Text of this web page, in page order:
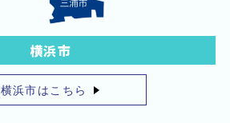
横浜市
横浜市はこちら